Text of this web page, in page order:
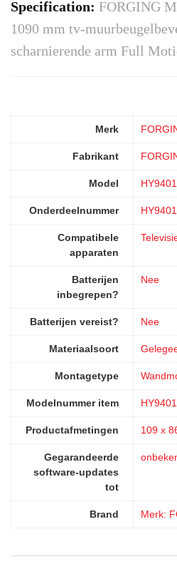
Specification: FORGING
1090 mm tv-
scharnierende arm Full
Merk
Fabrikant
Model
Onderdeelnummer
Compatibele
apparaten
Batterijen
inbegrepen?
‎Nee
Batterijen vereist? ‎Nee
Materiaalsoort
Montagetype
Modelnummer item
Productafmetingen ‎109 x
Gegarandeerde
software-updates
tot
Brand Merk: